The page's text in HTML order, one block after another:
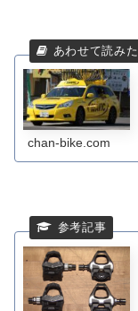
chan-bike.com